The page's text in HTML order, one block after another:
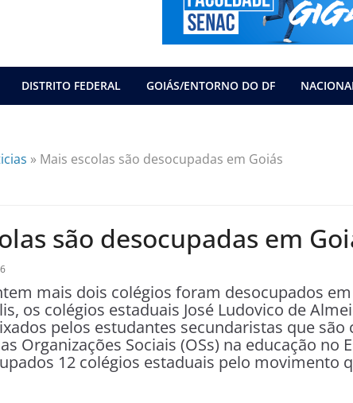
DISTRITO FEDERAL GOIÁS/ENTORNO DO DF
» Mais escolas são desocupadas em Goiás
são desocupadas em
mais dois colégios foram desocupados em
os colégios estaduais José Ludovico de
pelos estudantes secundaristas que são
Organizações Sociais (OSs) na educação no
12 colégios estaduais pelo movimento